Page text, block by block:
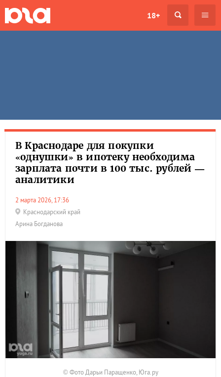
18+
В Краснодаре для покупки
«однушки» в ипотеку необходима
зарплата почти в 100 тыс. рублей —
аналитики
2 марта 2026, 17:36
Краснодарский край
Арина Богданова
© Фото Дарьи Паращенко, Юга.ру